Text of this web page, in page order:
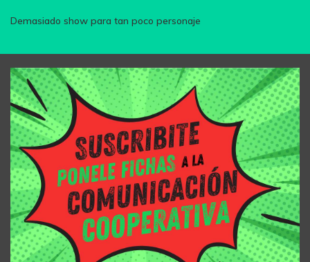
Demasiado show para tan poco personaje